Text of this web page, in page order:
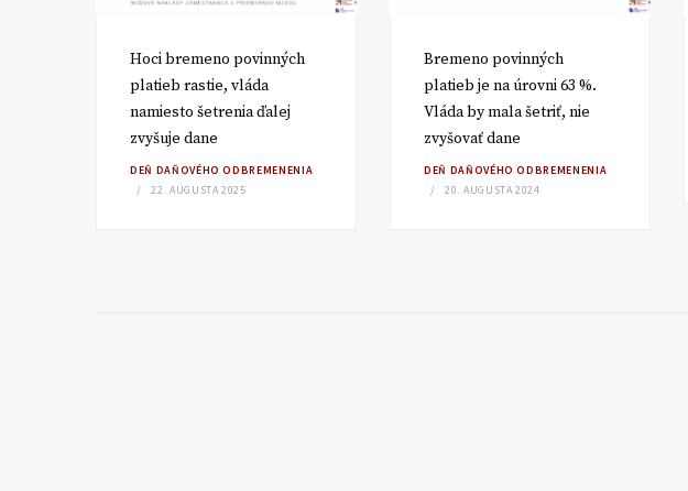
Hoci bremeno povinných
platieb rastie, vláda
namiesto šetrenia ďalej
zvyšuje dane
DEŇ DAŇOVÉHO ODBREMENENIA
22. AUGUSTA 2025
Bremeno povinných
platieb je na úrovni 63 %.
Vláda by mala šetriť, nie
zvyšovať dane
DEŇ DAŇOVÉHO ODBREMENENIA
20. AUGUSTA 2024